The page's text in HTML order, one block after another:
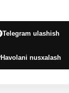
Telegram ulashish
Havolani nusxalash